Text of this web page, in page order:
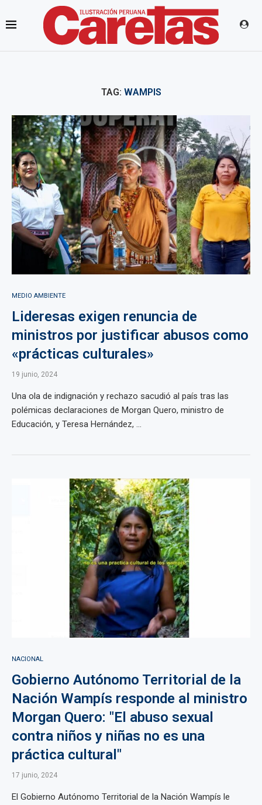
TAG: WAMPIS
MEDIO AMBIENTE
Lideresas exigen renuncia de
ministros por justificar abusos como
«prácticas culturales»
19 junio, 2024
Una ola de indignación y rechazo sacudió al país tras las
polémicas declaraciones de Morgan Quero, ministro de
Educación, y Teresa Hernández, ...
NACIONAL
Gobierno Autónomo Territorial de la
Nación Wampís responde al ministro
Morgan Quero: "El abuso sexual
contra niños y niñas no es una
práctica cultural"
17 junio, 2024
El Gobierno Autónomo Territorial de la Nación Wampís le